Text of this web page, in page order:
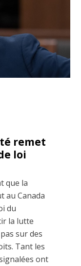
remet
loi
que la
au Canada
du
la lutte
sur des
Tant les
ont